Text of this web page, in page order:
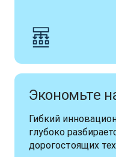
Экономьте
Гибкий
глубоко
дорогостоящих